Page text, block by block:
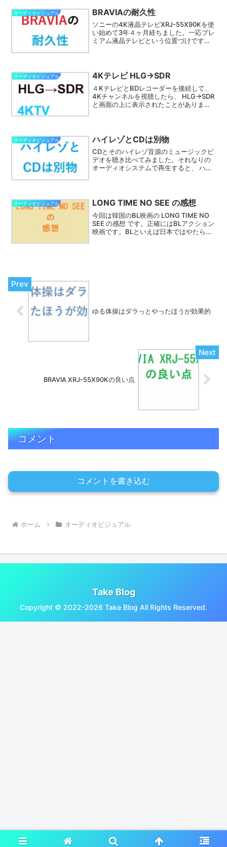
ないのでしょうか。
オーディオビジュアル BRAVIAの耐久性
ソニーの4K液晶テレビXRJ-55X90Kを使
い始めて3年４ヶ月経ちました。一応プレ
ミアム液晶テレビという位置づけです。
せん。
オーディオビジュアル 4Kテレビ HLG→SDR
４KテレビとBDレコーダーを接続して、
4Kチャンネルを視聴したら、 HLG→SDR
と画面の上に表示されたことがありませ
ており戸惑うことが多いです。その一例
です。参考になれが幸いです。
オーディオビジュアル ハイレゾとCDは別物
CDとそのハイレゾ音源のミュージックビ
デオを聴き比べてみました。それなりの
オーディオシステムで再生すると、 ハイ
耳が悪いかでしょう。
オーディオビジュアル LONG TIME NO SEE の感想
今回は韓国のBL映画の LONG TIME NO
SEE の感想 です。正確にはBLアクション
映画です。BLといえば日本ではやたら顔
ゆる体操はダラっとやったほうが効果的
BRAVIA XRJ-55X90Kの良い点
コメント
コメントを書き込む
ホーム オーディオビジュアル
Take Blog
Copyright © 2022-2026 Take Blog All Rights Reserved.